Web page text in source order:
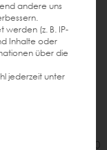
einer reichen
Ein klarer
ausgetretene
in Tonndorf
durch
jeder
also etwa 30
andere uns
(z. B. IP-
Inhalte oder
über die
jederzeit unter
für die eine